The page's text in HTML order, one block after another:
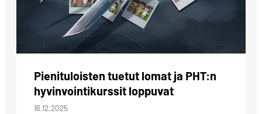
Pienituloisten tuetut lomat ja PHT:n
hyvinvointikurssit loppuvat
16.12.2025